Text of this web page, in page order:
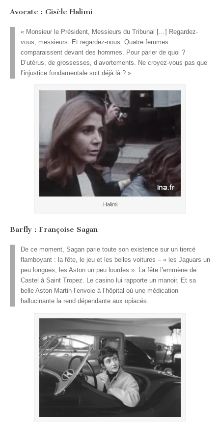
Avocate : Gisèle Halimi
« Monsieur le Président, Messieurs du Tribunal […] Regardez-
vous, messieurs. Et regardez-nous. Quatre femmes
comparaissent devant des hommes. Pour parler de quoi ?
D’utérus, de grossesses, d’avortements. Ne croyez-vous pas que
l’injustice fondamentale soit déjà là ? »
Halimi
Barfly : Françoise Sagan
De ce moment, Sagan parie toute son existence sur un tiercé
flamboyant : la fête, le jeu et les belles voitures – « les Jaguars un
peu longues, les Aston un peu lourdes ». La fête l’emmène de
Castel à Saint Tropez. Le casino lui rapporte un manoir. Et sa
belle Aston Martin l’envoie à l’hôpital où une médication
hallucinante la rend dépendante aux opiacés.